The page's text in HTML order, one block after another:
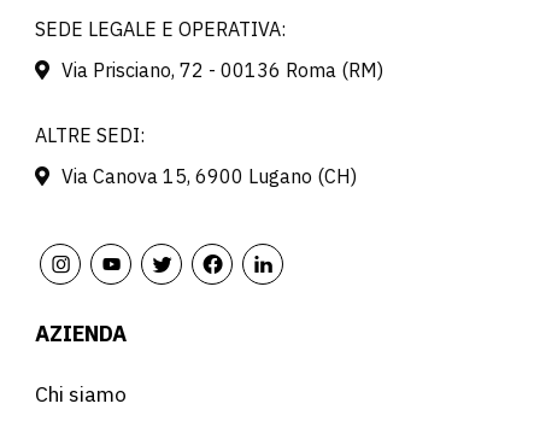
SEDE LEGALE E OPERATIVA:
Via Prisciano, 72 - 00136 Roma (RM)
ALTRE SEDI:
Via Canova 15, 6900 Lugano (CH)
AZIENDA
Chi siamo